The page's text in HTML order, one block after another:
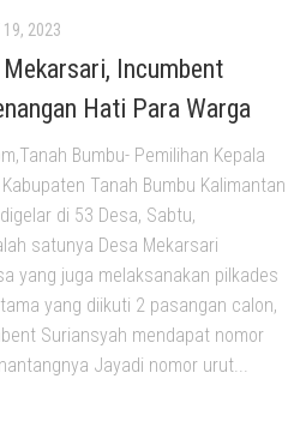
19, 2023
Incumbent
Hati Para Warga
Bumbu- Pemilihan Kepala
Tanah Bumbu Kalimantan
di 53 Desa, Sabtu,
satunya Desa Mekarsari
yang juga melaksanakan pilkades
yang diikuti 2 pasangan calon,
Suriansyah mendapat nomor
Jayadi nomor urut...